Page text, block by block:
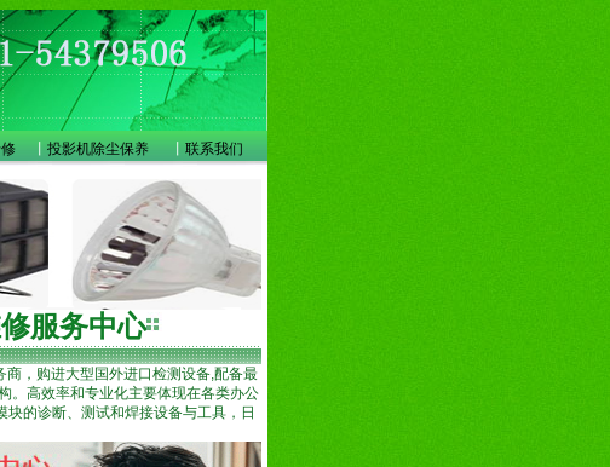
投影机除尘保养 联系我们
服务中心
，购进大型国外进口检测设备,配备最
。高效率和专业化主要体现在各类办公
的诊断、测试和焊接设备与工具，日